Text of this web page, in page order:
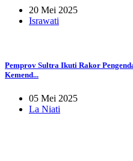
20 Mei 2025
Israwati
Pemprov Sultra Ikuti Rakor
Kemend...
05 Mei 2025
La Niati